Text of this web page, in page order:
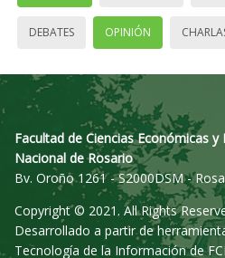
DEBATES OPINIÓN
Facultad de Ciencias Económicas
Nacional de Rosario
Bv. Oroño 1261 - S2000DSM -
Copyright © 2021. All Rights
Desarrollado a partir de
Tecnología de la Información de